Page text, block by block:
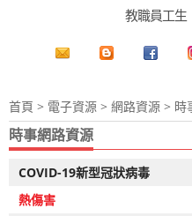
教職員工生
首頁 > 電子資源 > 網路資源 > 時
時事網路資源
COVID-19新型冠狀病毒
熱傷害